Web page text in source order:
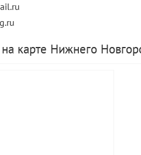
карте Нижнего